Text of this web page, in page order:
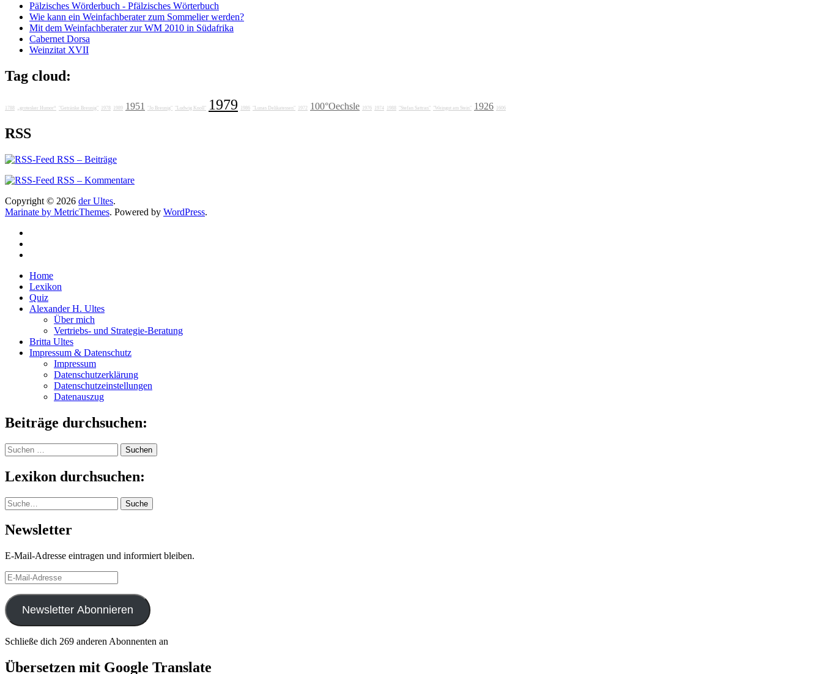
Pälzisches Wörderbuch - Pfälzisches Wörterbuch
Wie kann ein Weinfachberater zum Sommelier werden?
Mit dem Weinfachberater zur WM 2010 in Südafrika
Cabernet Dorsa
Weinzitat XVII
Tag cloud:
1788 „grotesker Humor“ "Getränke Breunig" 1978 1989 1951 "Jo Breunig" "Ludwig Knoll" 1979 1986 "Lunas Delikatessen" 1972 100°Oechsle 1976 1974 1988 "Stefan Sattran" "Weingut am Stein" 1926 1606
RSS
RSS – Beiträge
RSS – Kommentare
Copyright © 2026 der Ultes.
Marinate by MetricThemes. Powered by WordPress.
Home
Lexikon
Quiz
Alexander H. Ultes
Über mich
Vertriebs- und Strategie-Beratung
Britta Ultes
Impressum & Datenschutz
Impressum
Datenschutzerklärung
Datenschutzeinstellungen
Datenauszug
Beiträge durchsuchen:
Suchen
nach:
Lexikon durchsuchen:
Suche Suche
Newsletter
E-Mail-Adresse eintragen und informiert bleiben.
E-
Mail-
Adresse
Newsletter Abonnieren
Schließe dich 269 anderen Abonnenten an
Übersetzen mit Google Translate